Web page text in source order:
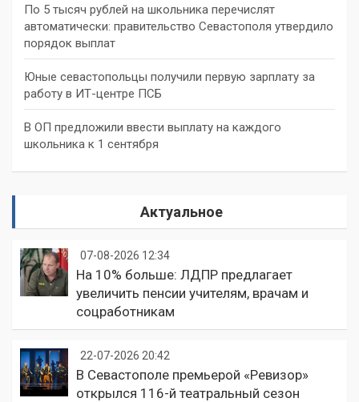
По 5 тысяч рублей на школьника перечислят
автоматически: правительство Севастополя утвердило
порядок выплат
Юные севастопольцы получили первую зарплату за
работу в ИТ-центре ПСБ
В ОП предложили ввести выплату на каждого
школьника к 1 сентября
Актуальное
07-08-2026 12:34
На 10% больше: ЛДПР предлагает
увеличить пенсии учителям, врачам и
соцработникам
22-07-2026 20:42
В Севастополе премьерой «Ревизор»
открылся 116-й театральный сезон